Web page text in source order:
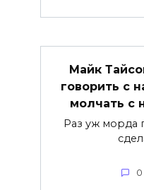
Майк
говорить с
молчать с
Раз уж морда
0